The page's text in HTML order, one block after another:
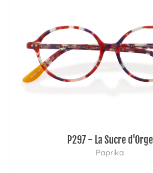
P297 - La Sucre d'Orge
Paprika